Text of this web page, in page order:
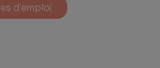
d’emploi